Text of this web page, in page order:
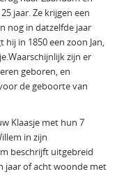
jaar. Ze krijgen een
nog in datzelfde jaar
in 1850 een zoon Jan,
zijn er
geboren, en
de geboorte van
Klaasje met hun 7
in zijn
beschrijft uitgebreid
jaar of acht woonde met